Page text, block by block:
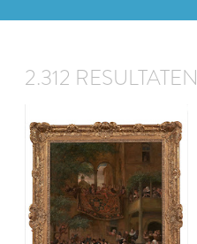
2.312 RESULTATEN